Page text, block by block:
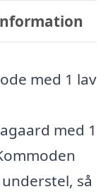
med 1 lav
med 1
så